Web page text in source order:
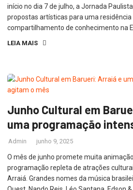
início no dia 7 de julho, a Jornada
propostas artísticas para uma residência
compartilhamento de conhecimento na
LEIA MAIS
Junho Cultural em
uma programação
Admin junho 9, 2025
O mês de junho promete muita
programação repleta de atrações
Arraiá. Grandes nomes da música